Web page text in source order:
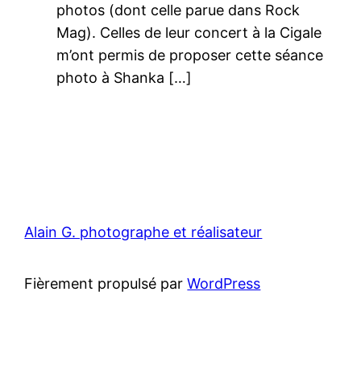
photos (dont celle parue dans Rock
Mag). Celles de leur concert à la Cigale
m’ont permis de proposer cette séance
photo à Shanka […]
Alain G. photographe et réalisateur
Fièrement propulsé parWordPress